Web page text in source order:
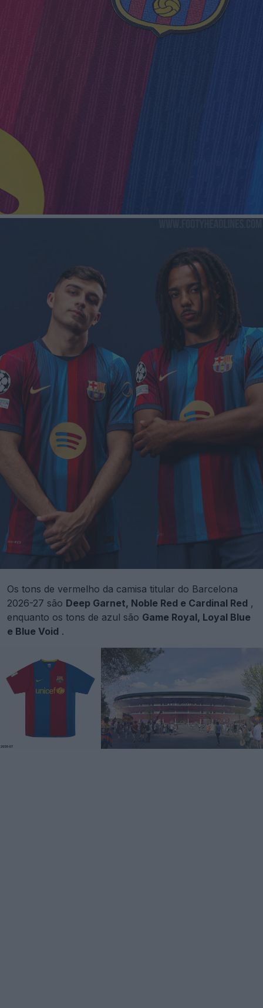
Os tons de vermelho da camisa titular do Barcelona
2026-27 são Deep Garnet, Noble Red e Cardinal Red ,
enquanto os tons de azul são Game Royal, Loyal Blue
e Blue Void .